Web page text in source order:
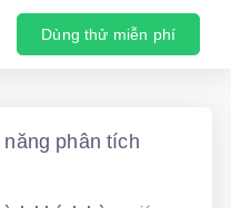
Dùng thử miễn phí
phân tích